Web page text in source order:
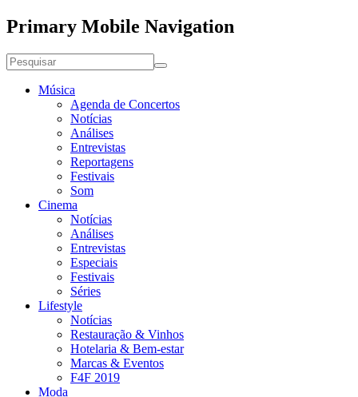
Primary Mobile Navigation
Música
Agenda de Concertos
Notícias
Análises
Entrevistas
Reportagens
Festivais
Som
Cinema
Notícias
Análises
Entrevistas
Especiais
Festivais
Séries
Lifestyle
Notícias
Restauração & Vinhos
Hotelaria & Bem-estar
Marcas & Eventos
F4F 2019
Moda